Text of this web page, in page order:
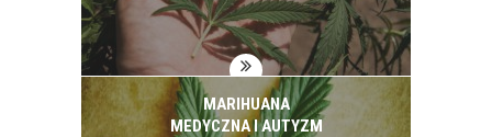
MARIHUANA
MEDYCZNA I AUTYZM